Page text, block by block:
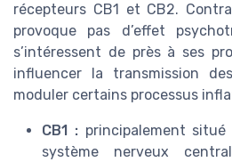
récepteurs CB1 et CB2.
provoque pas d’effet
s’intéressent de près à ses
influencer la transmission
moduler certains processus
CB1 :principalement
système nerveux